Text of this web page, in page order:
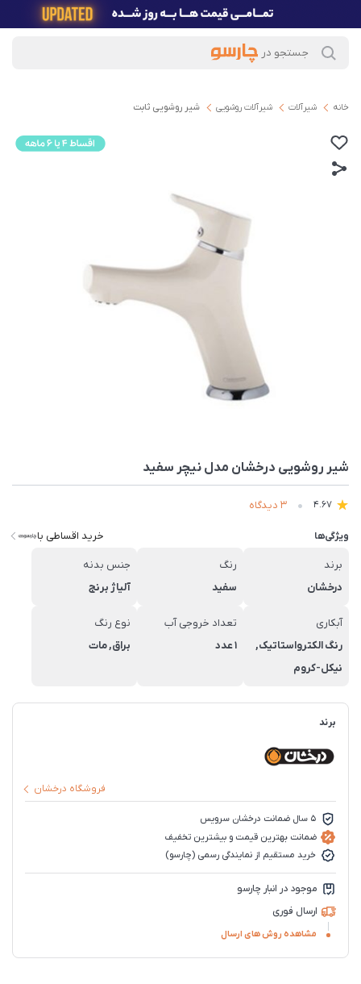
خانه شیرآلات شیرآلات روشویی شیر روشویی ثابت
شیر روشویی درخشان مدل نیچر سفید
4.67 3 دیدگاه
ویژگی‌ها خرید اقساطی با
برند
درخشان
رنگ
سفید
جنس بدنه
آلیاژ برنج
آبکاری
رنگ الکترواستاتیک,
نیکل-کروم
تعداد خروجی آب
1 عدد
نوع رنگ
براق, مات
برند
فروشگاه درخشان
5 سال ضمانت درخشان سرویس
ضمانت بهترین قیمت و بیشترین تخفیف
خرید مستقیم از نمایندگی رسمی (چارسو)
موجود در انبار چارسو
ارسال فوری
مشاهده روش های ارسال